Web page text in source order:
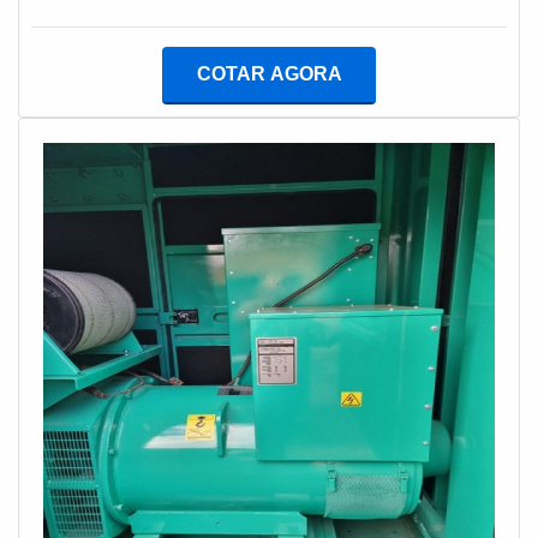
opções de itens oferecidos, como lavagem de tanque
de diesel e manutenção preventiva e corretiva em
grupo gerador.É conhecida por ser uma empresa
preza pela segurança, conquistas adquiridas porque
investiu em uma estrutura que hoje conta com escritório
de alta qualidade onde são realizadas as atividades e
amplo catálogo de produtos e serviços
disponíveis. Esses fatores, somados a um time com
equipe multidisciplinar de consultores associados e
equipe de alta qualidade, garantem a melhor
experiência para os clientes com qualidade.
LOCAÇÃO DE GERADORESSe alguém quer achar
Infra Tech Energia. Com grande expressão de mercado
quando o assunto é venda de geradores de energia e
assistência técnica para geradores, disponibilizando
tudo que há de mais atual para garantir a qualidade
final para cada cliente.Ainda focando em empresa de
locação de geradores, mais do que visar apenas
lucratividade, deve oferecer produtos e serviços que
tenham ótima qualidade e excelente custo-benefício,
detalhes primordiais que são deixados de lado por
muitas empresas que não focam na fidelização do
cliente.É importante lembrar que o serviço deve sempre
ser prestado por empresas especializadas no
segmento. Esse tipo de cuidado ajuda a garantir a
qualidade e assertividade do serviço, além de evitar
prejuízos com imprevistos e execuções mal elaboradas.
COTAR AGORA